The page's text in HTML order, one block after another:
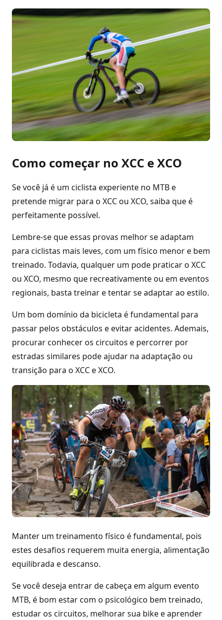
Como começar no XCC e XCO
Se você já é um ciclista experiente no MTB e
pretende migrar para o XCC ou XCO, saiba que é
perfeitamente possível.
Lembre-se que essas provas melhor se adaptam
para ciclistas mais leves, com um físico menor e bem
treinado. Todavia, qualquer um pode praticar o XCC
ou XCO, mesmo que recreativamente ou em eventos
regionais, basta treinar e tentar se adaptar ao estilo.
Um bom domínio da bicicleta é fundamental para
passar pelos obstáculos e evitar acidentes. Ademais,
procurar conhecer os circuitos e percorrer por
estradas similares pode ajudar na adaptação ou
transição para o XCC e XCO.
Manter um treinamento físico é fundamental, pois
estes desafios requerem muita energia, alimentação
equilibrada e descanso.
Se você deseja entrar de cabeça em algum evento
MTB, é bom estar com o psicológico bem treinado,
estudar os circuitos, melhorar sua bike e aprender